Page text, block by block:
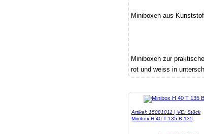
Miniboxen aus
Miniboxen zur
rot und weiss in
Artikel: 15081011 | VE: Stück
Minibox H 40 T 135 B 135